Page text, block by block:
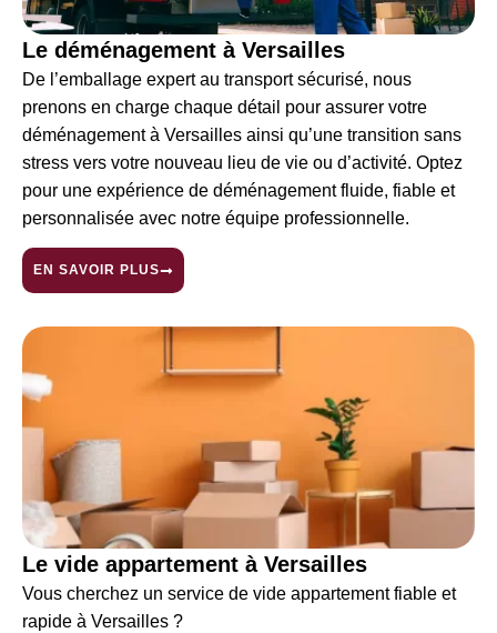
Le déménagement à Versailles
De l’emballage expert au transport sécurisé, nous
prenons en charge chaque détail pour assurer votre
déménagement à Versailles ainsi qu’une transition sans
stress vers votre nouveau lieu de vie ou d’activité. Optez
pour une expérience de déménagement fluide, fiable et
personnalisée avec notre équipe professionnelle.
EN SAVOIR PLUS
Le vide appartement à Versailles
Vous cherchez un service de vide appartement fiable et
rapide à Versailles ?